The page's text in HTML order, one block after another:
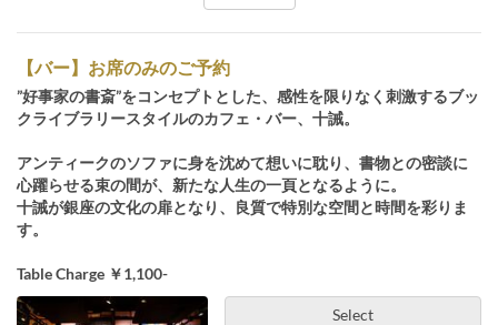
【バー】お席のみのご予約
”好事家の書斎”をコンセプトとした、感性を限りなく刺激するブッ
クライブラリースタイルのカフェ・バー、十誡。
アンティークのソファに身を沈めて想いに耽り、書物との密談に
心躍らせる束の間が、新たな人生の一頁となるように。
十誡が銀座の文化の扉となり、良質で特別な空間と時間を彩りま
す。
Table Charge ￥1,100-
Select